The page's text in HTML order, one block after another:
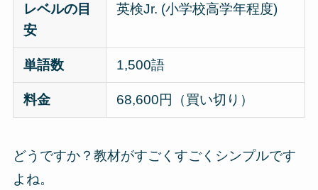
レベルの目
安
英検Jr. (小学校高学年程度)
単語数 1,500語
料金 68,600円（買い切り）
どうですか？教材がすごくすごくシンプルです
よね。